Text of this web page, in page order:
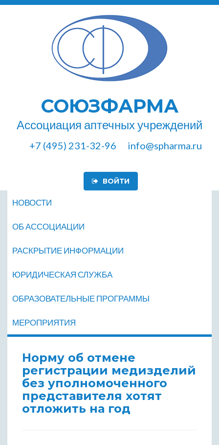
СОЮЗФАРМА
Ассоциация аптечных учреждений
+7 (495) 231-32-96 info@spharma.ru
ВОЙТИ
НОВОСТИ
ОБ АССОЦИАЦИИ
РАСКРЫТИЕ ИНФОРМАЦИИ
ЮРИДИЧЕСКАЯ СЛУЖБА
ОБРАЗОВАТЕЛЬНЫЕ ПРОГРАММЫ
МЕРОПРИЯТИЯ
Норму об отмене
регистрации медизделий
без уполномоченного
представителя хотят
отложить на год